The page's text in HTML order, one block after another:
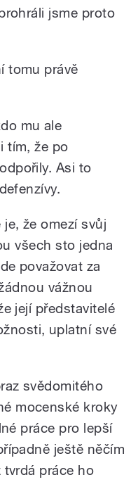
jsme proto
tomu právě
mu ale
tím, že po
Asi to
že omezí svůj
všech sto jedna
považovat za
vážnou
její představitelé
uplatní své
svědomitého
mocenské kroky
práce pro lepší
ještě něčím
práce ho